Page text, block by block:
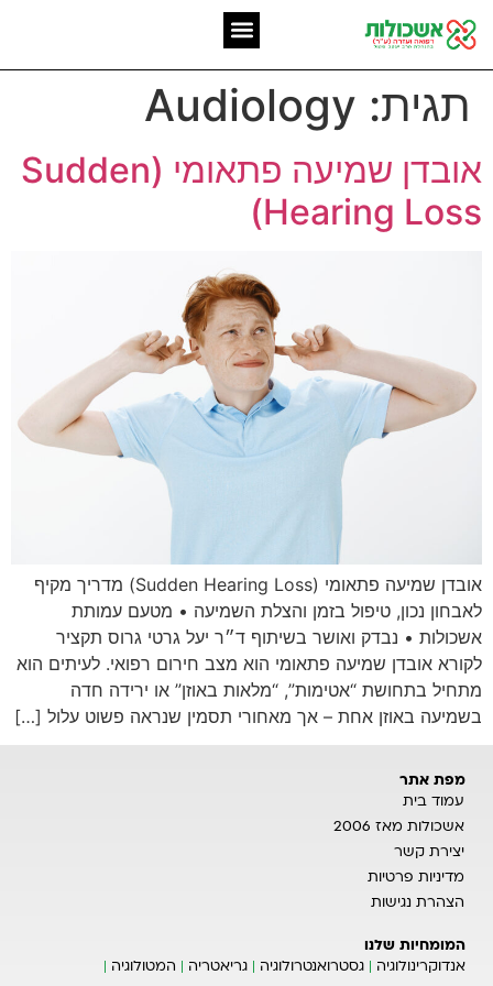
תגית: Audiology
אובדן שמיעה פתאומי (Sudden
Hearing Loss)
אובדן שמיעה פתאומי (Sudden Hearing Loss) מדריך מקיף
לאבחון נכון, טיפול בזמן והצלת השמיעה • מטעם עמותת
אשכולות • נבדק ואושר בשיתוף ד״ר יעל גרטי גרוס תקציר
לקורא אובדן שמיעה פתאומי הוא מצב חירום רפואי. לעיתים הוא
מתחיל בתחושת “אטימות”, “מלאות באוזן” או ירידה חדה
בשמיעה באוזן אחת – אך מאחורי תסמין שנראה פשוט עלול […]
מפת אתר
עמוד בית
אשכולות מאז 2006
יצירת קשר
מדיניות פרטיות
הצהרת נגישות
המומחיות שלנו
אנדוקרינולוגיה
גסטרואנטרולוגיה גריאטריה
המטולוגיה